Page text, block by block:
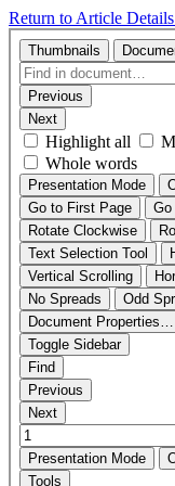
Return to Article Details